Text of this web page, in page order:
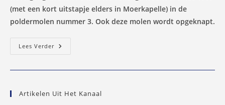
(met een kort uitstapje elders in Moerkapelle) in de
poldermolen nummer 3. Ook deze molen wordt opgeknapt.
Lees VerderHeerlijk
Oude
Artikelen Uit Het Kanaal